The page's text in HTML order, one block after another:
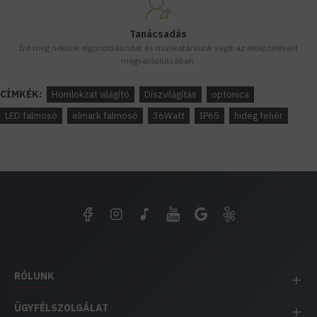
Tanácsadás
Írd meg nekünk elgondolásodat és munkatársunk segít az elképzeléseid
megvalósításában.
CÍMKÉK: Homlokzat világító Díszvilágítás
optonica
LED falmosó
elmark falmosó 36Watt IP65 hideg fehér
RÓLUNK
ÜGYFÉLSZOLGÁLAT